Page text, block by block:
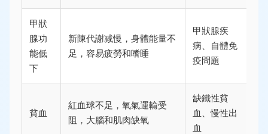
甲狀
腺功
能低
下
新陳代謝减慢，身體能量不
足，容易疲勞和嗜睡
甲狀腺疾
病、自體免
疫問題
貧血
紅血球不足，氧氣運輸受
阻，大腦和肌肉缺氧
缺鐵性貧
血、慢性出
血